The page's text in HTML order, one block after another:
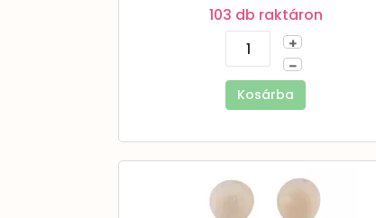
103 db raktáron
+
–
Kosárba